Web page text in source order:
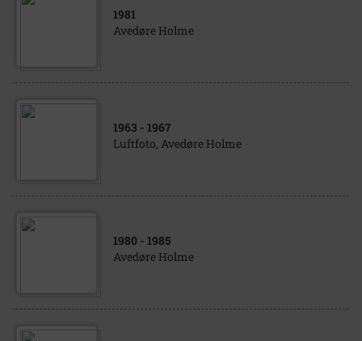
1981
Avedøre Holme
1963 - 1967
Luftfoto, Avedøre Holme
1980 - 1985
Avedøre Holme